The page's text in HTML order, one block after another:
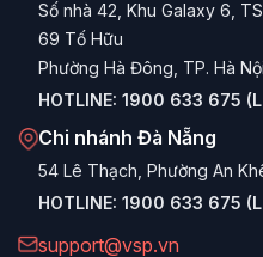
Bảo hành thuận tiện:
theo linh kiện tại hệ thống
toàn quốc.
Phân loại Máy tính
cầu
Máy tính VSP Văn
Số nhà 42, Khu Galaxy 6,
69 Tố Hữu
Phường Hà Đông, TP. Hà
HOTLINE: 1900 633 675
Chi nhánh Đà Nẵng
54 Lê Thạch, Phường An
HOTLINE: 1900 633 675
support@vsp.vn